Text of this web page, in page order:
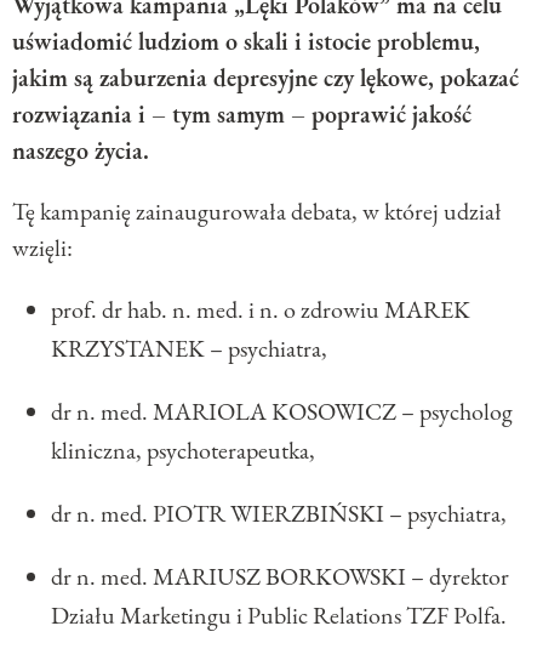
uświadomić ludziom o skali i istocie problemu,
jakim są zaburzenia depresyjne czy lękowe, pokazać
rozwiązania i – tym samym – poprawić jakość
naszego życia.
Tę kampanię zainaugurowała debata, w której udział
wzięli:
prof. dr hab. n. med. i n. o zdrowiu MAREK
KRZYSTANEK – psychiatra,
dr n. med. MARIOLA KOSOWICZ – psycholog
kliniczna, psychoterapeutka,
dr n. med. PIOTR WIERZBIŃSKI – psychiatra,
dr n. med. MARIUSZ BORKOWSKI – dyrektor
Działu Marketingu i Public Relations TZF Polfa.